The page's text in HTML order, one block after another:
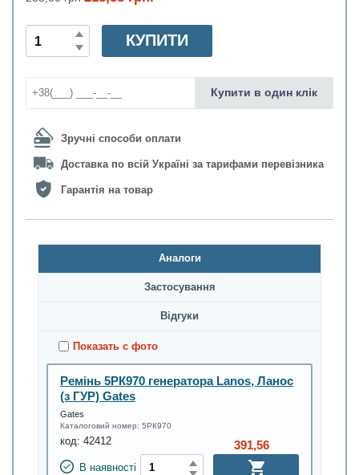
Зручні способи оплати
Доставка по всій Україні за тарифами перевізника
Гарантія на товар
КУПИТИ
Купити в один клік
Аналоги
Застосування
Відгуки
Показать с фото
Ремінь 5РК970 генератора Lanos, Ланос
(з ГУР) Gates
Gates
Каталоговий номер: 5РК970
код: 42412
В наявності
391,56